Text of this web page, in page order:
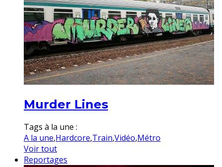
Murder Lines
Tags à la une :
A la une,Hardcore,Train,Vidéo,Métro
Voir tout
Reportages